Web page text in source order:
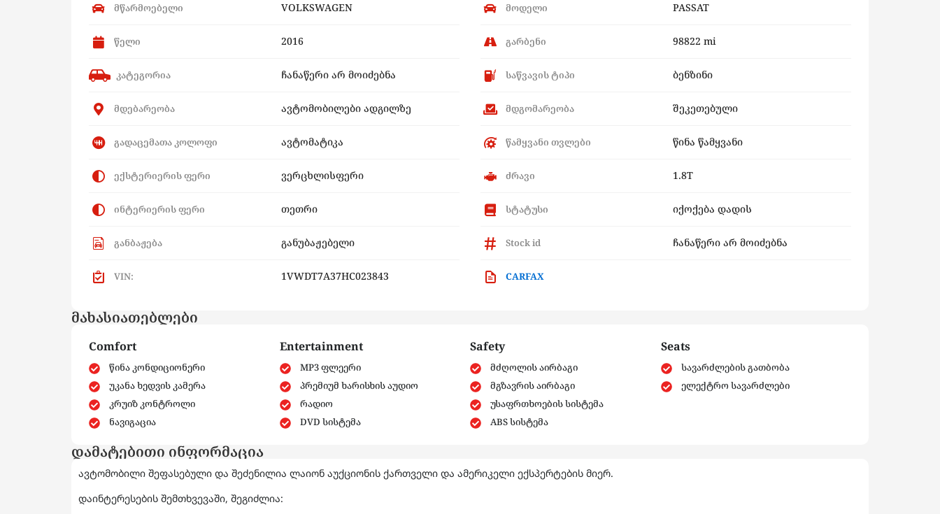
მწარმოებელი VOLKSWAGEN მოდელი PASSAT
წელი 2016 გარბენი 98822 mi
კატეგორია ჩანაწერი არ მოიძებნა საწვავის ტიპი ბენზინი
მდებარეობა ავტომობილები ადგილზე მდგომარეობა შეკეთებული
გადაცემათა კოლოფი ავტომატიკა წამყვანი თვლები წინა წამყვანი
ექსტერიერის ფერი ვერცხლისფერი ძრავი 1.8T
ინტერიერის ფერი თეთრი სტატუსი იქოქება დადის
განბაჟება განუბაჟებელი Stock id ჩანაწერი არ მოიძებნა
VIN: 1VWDT7A37HC023843 CARFAX
მახასიათებლები
Comfort
წინა კონდიციონერი
უკანა ხედვის კამერა
კრუიზ კონტროლი
ნავიგაცია
Entertainment
MP3 ფლეერი
პრემიუმ ხარისხის აუდიო
რადიო
DVD სისტემა
Safety
მძღოლის აირბაგი
მგზავრის აირბაგი
უსაფრთხოების სისტემა
ABS სისტემა
Seats
სავარძლების გათბობა
ელექტრო სავარძლები
დამატებითი ინფორმაცია
ავტომობილი შეფასებული და შეძენილია ლაიონ აუქციონის ქართველი და ამერიკელი ექსპერტების მიერ.
დაინტერესების შემთხვევაში, შეგიძლია: